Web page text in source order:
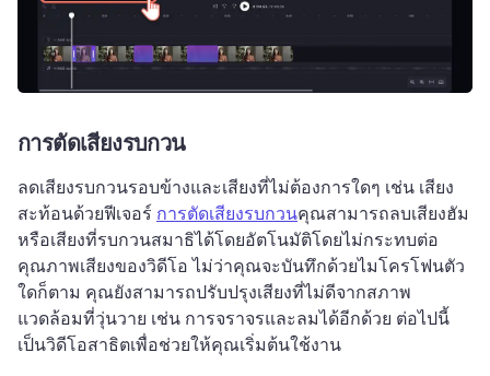
การตัดเสียงรบกวน
ลดเสียงรบกวนรอบข้างและเสียงที่ไม่ต้องการใดๆ เช่น เสียง
สะท้อนด้วยฟีเจอร์ การตัดเสียงรบกวนคุณสามารถลบเสียงฮัม
หรือเสียงที่รบกวนสมาธิได้โดยอัตโนมัติโดยไม่กระทบต่อ
คุณภาพเสียงของวิดีโอ ไม่ว่าคุณจะบันทึกด้วยไมโครโฟนตัว
ใดก็ตาม คุณยังสามารถปรับปรุงเสียงที่ไม่ดีจากสภาพ
แวดล้อมที่วุ่นวาย เช่น การจราจรและลมได้อีกด้วย ต่อไปนี้
เป็นวิดีโอสาธิตเพื่อช่วยให้คุณเริ่มต้นใช้งาน